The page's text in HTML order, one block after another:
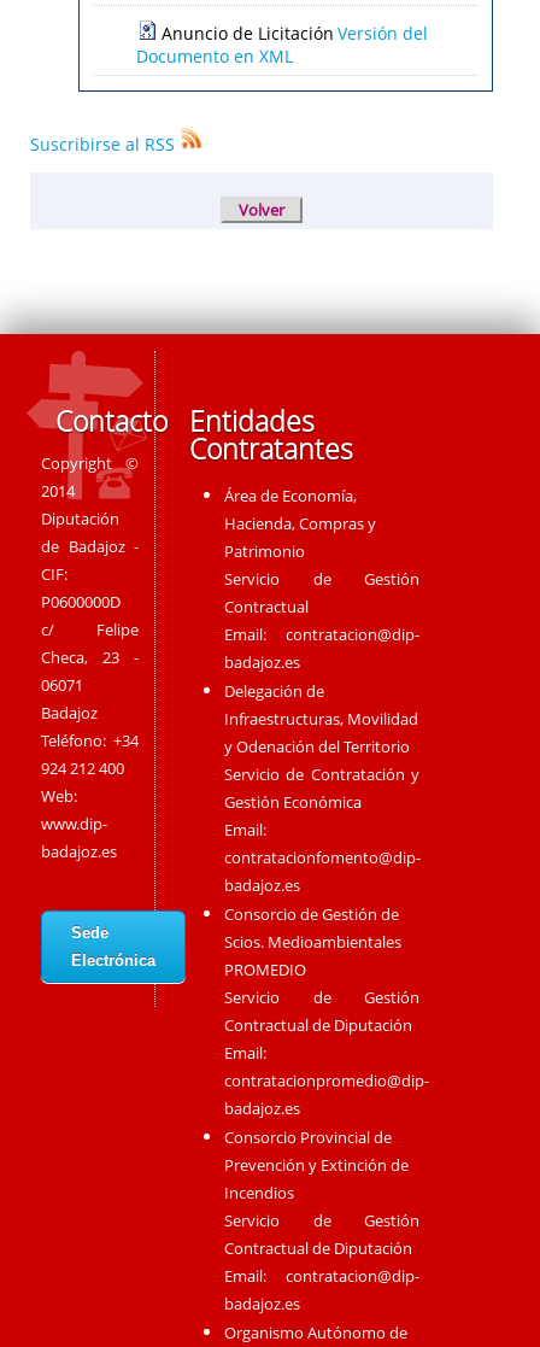
Anuncio de Licitación Versión del
Documento en XML
Suscribirse al RSS
Contacto
Copyright ©
2014
Diputación
de Badajoz -
CIF:
P0600000D
c/ Felipe
Checa, 23 -
06071
Badajoz
Teléfono: +34
924 212 400
Web:
www.dip-
badajoz.es
Sede
Electrónica
Entidades
Contratantes
Área de Economía,
Hacienda, Compras y
Patrimonio
Servicio de Gestión
Contractual
Email:contratacion@dip-
badajoz.es
Delegación de
Infraestructuras, Movilidad
y Odenación del Territorio
Servicio de Contratación y
Gestión Económica
Email:
contratacionfomento@dip-
badajoz.es
Consorcio de Gestión de
Scios. Medioambientales
PROMEDIO
Servicio de Gestión
Contractual de Diputación
Email:
contratacionpromedio@dip-
badajoz.es
Consorcio Provincial de
Prevención y Extinción de
Incendios
Servicio de Gestión
Contractual de Diputación
Email:contratacion@dip-
badajoz.es
Organismo Autónomo de